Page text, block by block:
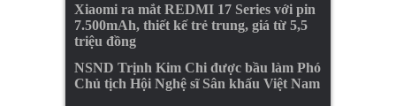
Xiaomi ra mắt REDMI 17 Series với pin
7.500mAh, thiết kế trẻ trung, giá từ 5,5
triệu đồng
NSND Trịnh Kim Chi được bầu làm Phó
Chủ tịch Hội Nghệ sĩ Sân khấu Việt Nam